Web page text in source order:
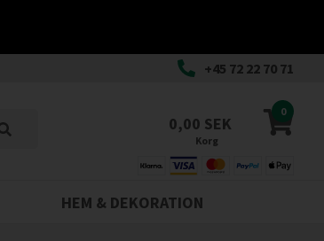
+45 72 22 70 71
0
0,00 SEK
Korg
HEM & DEKORATION